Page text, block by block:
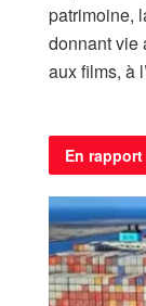
patrimoine,
donnant vie
aux films, à
En rapport